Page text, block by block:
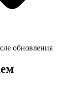
обновления